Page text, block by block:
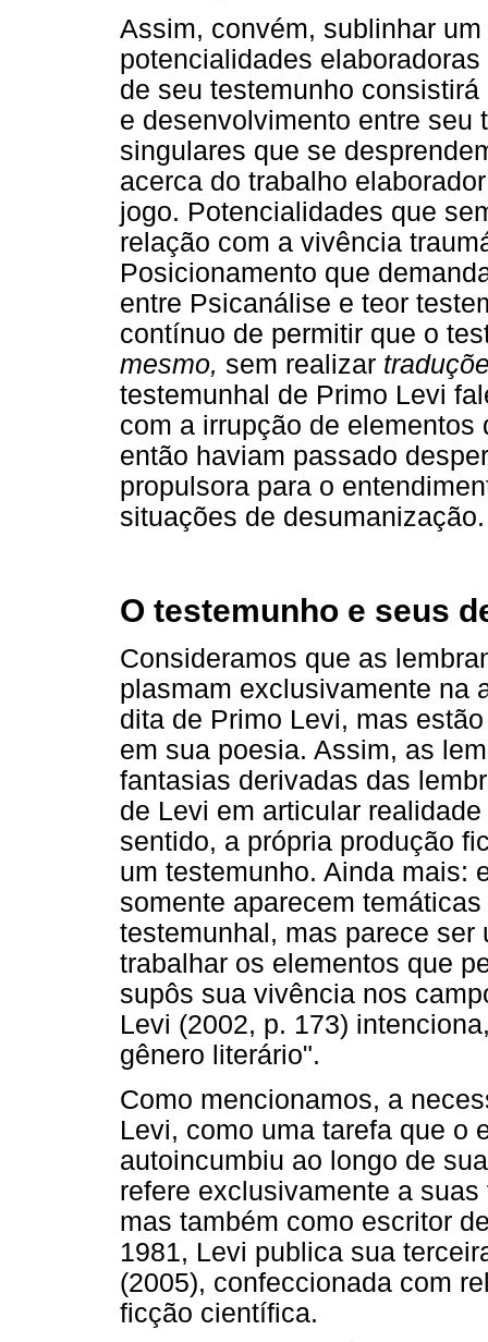
Assim, convém, sublinhar
potencialidades
de seu testemunho
e desenvolvimento entre seu
singulares que se
acerca do trabalho
jogo. Potencialidades que
relação com a vivência
Posicionamento que
entre Psicanálise e teor
contínuo de permitir que o
mesmo, sem realizar
testemunhal de Primo Levi
com a irrupção de
então haviam passado
propulsora para o
situações de desumanização.
O testemunho e seus
Consideramos que as
plasmam exclusivamente na
dita de Primo Levi, mas
em sua poesia. Assim, as
fantasias derivadas das
de Levi em articular
sentido, a própria produção
um testemunho. Ainda mais:
somente aparecem
testemunhal, mas parece
trabalhar os elementos que
supôs sua vivência nos
Levi (2002, p. 173)
gênero literário".
Como mencionamos, a
Levi, como uma tarefa que o
autoincumbiu ao longo de
refere exclusivamente a
mas também como escritor
1981, Levi publica sua
(2005), confeccionada com
ficção científica.